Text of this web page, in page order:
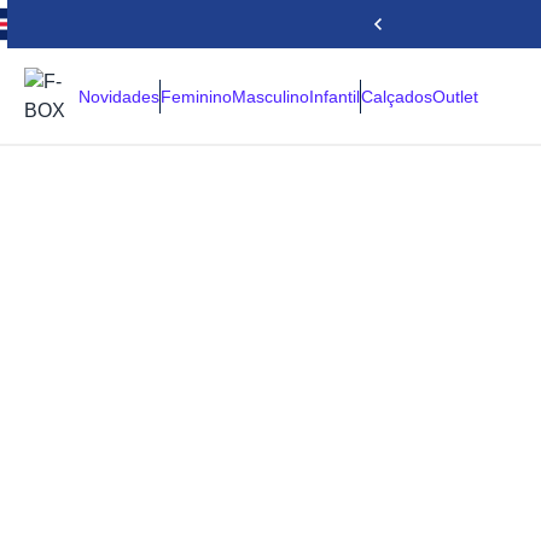
NovidadesFemininoMasculinoInfantilCalçadosOutlet